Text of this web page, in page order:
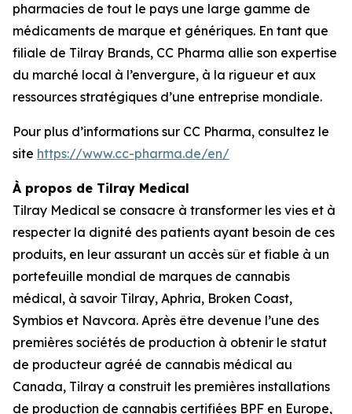
pharmacies de tout le pays une large gamme de
médicaments de marque et génériques. En tant que
filiale de Tilray Brands, CC Pharma allie son expertise
du marché local à l’envergure, à la rigueur et aux
ressources stratégiques d’une entreprise mondiale.
Pour plus d’informations sur CC Pharma, consultez le
site https://www.cc-pharma.de/en/
À propos de Tilray Medical
Tilray Medical se consacre à transformer les vies et à
respecter la dignité des patients ayant besoin de ces
produits, en leur assurant un accès sûr et fiable à un
portefeuille mondial de marques de cannabis
médical, à savoir Tilray, Aphria, Broken Coast,
Symbios et Navcora. Après être devenue l’une des
premières sociétés de production à obtenir le statut
de producteur agréé de cannabis médical au
Canada, Tilray a construit les premières installations
de production de cannabis certifiées BPF en Europe,